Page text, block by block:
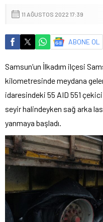
11 AĞUSTOS 2022 17:39
ABONE OL
Samsun’un İlkadım ilçesi
kilometresinde meydana
idaresindeki 55 AID 551 çekici
seyir halindeyken sağ arka
yanmaya başladı.